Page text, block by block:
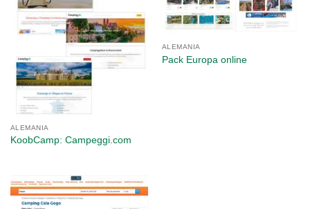
ALEMANIA
KoobCamp: Campeggi.com
ALEMANIA
Pack Europa online